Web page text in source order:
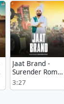
Jaat Brand -
Surender Romio
Play And
Download mp3
3:27